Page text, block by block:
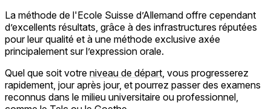
La méthode de l'Ecole Suisse d’Allemand offre cependant
d’excellents résultats, grâce à des infrastructures réputées
pour leur qualité et à une méthode exclusive axée
principalement sur l’expression orale.
Quel que soit votre niveau de départ , vous progresserez
rapidement, jour après jour, et pourrez passer des examens
reconnus dans le milieu universitaire ou professionnel,